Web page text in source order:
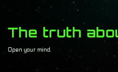
The truth
Open your mind.